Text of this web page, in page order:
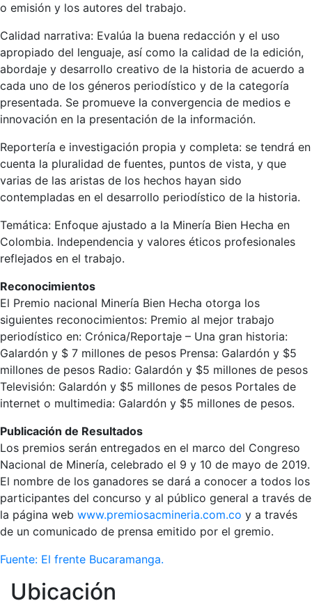
o emisión y los autores del trabajo.
Calidad narrativa: Evalúa la buena redacción y el uso
apropiado del lenguaje, así como la calidad de la edición,
abordaje y desarrollo creativo de la historia de acuerdo a
cada uno de los géneros periodístico y de la categoría
presentada. Se promueve la convergencia de medios e
innovación en la presentación de la información.
Reportería e investigación propia y completa: se tendrá en
cuenta la pluralidad de fuentes, puntos de vista, y que
varias de las aristas de los hechos hayan sido
contempladas en el desarrollo periodístico de la historia.
Temática: Enfoque ajustado a la Minería Bien Hecha en
Colombia. Independencia y valores éticos profesionales
reflejados en el trabajo.
Reconocimientos
El Premio nacional Minería Bien Hecha otorga los
siguientes reconocimientos: Premio al mejor trabajo
periodístico en: Crónica/Reportaje – Una gran historia:
Galardón y $ 7 millones de pesos Prensa: Galardón y $5
millones de pesos Radio: Galardón y $5 millones de pesos
Televisión: Galardón y $5 millones de pesos Portales de
internet o multimedia: Galardón y $5 millones de pesos.
Publicación de Resultados
Los premios serán entregados en el marco del Congreso
Nacional de Minería, celebrado el 9 y 10 de mayo de 2019.
El nombre de los ganadores se dará a conocer a todos los
participantes del concurso y al público general a través de
la página web www.premiosacmineria.com.co y a través
de un comunicado de prensa emitido por el gremio.
Fuente: El frente Bucaramanga.
Ubicación